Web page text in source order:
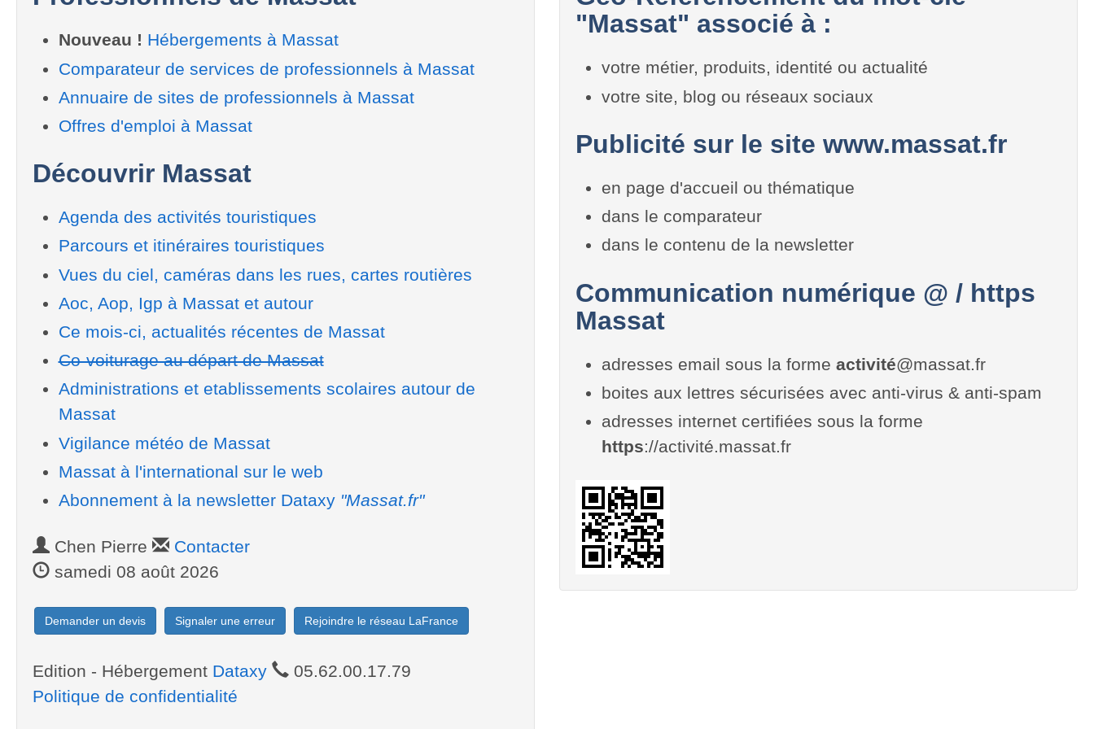
Nouveau ! Hébergements à Massat
Comparateur de services de professionnels à Massat
Annuaire de sites de professionnels à Massat
Offres d'emploi à Massat
Découvrir Massat
Agenda des activités touristiques
Parcours et itinéraires touristiques
Vues du ciel, caméras dans les rues, cartes routières
Aoc, Aop, Igp à Massat et autour
Ce mois-ci, actualités récentes de Massat
Co-voiturage au départ de Massat
Administrations et etablissements scolaires autour de
Massat
Vigilance météo de Massat
Massat à l'international sur le web
Abonnement à la newsletter Dataxy "Massat.fr"
Chen Pierre
Contacter
samedi 08 août 2026
Demander un devis Signaler une erreur Rejoindre le réseau LaFrance
Edition - Hébergement Dataxy
05.62.00.17.79
Politique de confidentialité
"Massat" associé à :
votre métier, produits, identité ou actualité
votre site, blog ou réseaux sociaux
Publicité sur le site www.massat.fr
en page d'accueil ou thématique
dans le comparateur
dans le contenu de la newsletter
Communication numérique @ / https
Massat
adresses email sous la forme activité@massat.fr
boites aux lettres sécurisées avec anti-virus & anti-spam
adresses internet certifiées sous la forme
https://activité.massat.fr